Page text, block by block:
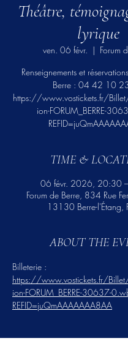
Théâtre,
lyrique
ven. 06 févr.
  |
Forum
Renseignements et
Berre : 04 42 10
https://www.vostickets.fr/
ion-FORUM_BERRE-
TIME &
06 févr. 2026, 20:30
Forum de Berre, 834 Rue
13130 Berre-l'Étang,
ABOUT THE
Billeterie :
https://www.vostickets.fr/
ion-FORUM_BERRE-30637-
REFID=juQmAAAAAAA8AA